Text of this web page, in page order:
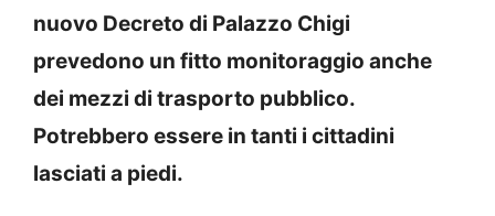
nuovo Decreto di Palazzo Chigi
prevedono un fitto monitoraggio anche
dei mezzi di trasporto pubblico.
Potrebbero essere in tanti i cittadini
lasciati a piedi.